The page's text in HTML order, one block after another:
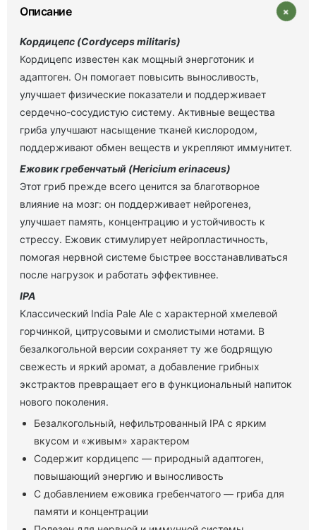
Описание +
Кордицепс (Cordyceps militaris)
Кордицепс известен как мощный энерготоник и
адаптоген. Он помогает повысить выносливость,
улучшает физические показатели и поддерживает
сердечно-сосудистую систему. Активные вещества
гриба улучшают насыщение тканей кислородом,
поддерживают обмен веществ и укрепляют иммунитет.
Ежовик гребенчатый (Hericium erinaceus)
Этот гриб прежде всего ценится за благотворное
влияние на мозг: он поддерживает нейрогенез,
улучшает память, концентрацию и устойчивость к
стрессу. Ежовик стимулирует нейропластичность,
помогая нервной системе быстрее восстанавливаться
после нагрузок и работать эффективнее.
IPA
Классический India Pale Ale с характерной хмелевой
горчинкой, цитрусовыми и смолистыми нотами. В
безалкогольной версии сохраняет ту же бодрящую
свежесть и яркий аромат, а добавление грибных
экстрактов превращает его в функциональный напиток
нового поколения.
Безалкогольный, нефильтрованный IPA с ярким
вкусом и «живым» характером
Содержит кордицепс — природный адаптоген,
повышающий энергию и выносливость
С добавлением ежовика гребенчатого — гриба для
памяти и концентрации